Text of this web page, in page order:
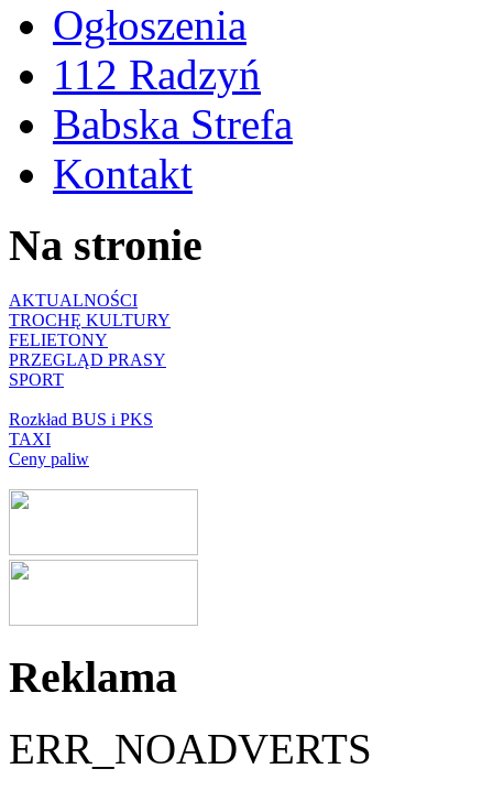
Ogłoszenia
112 Radzyń
Babska Strefa
Kontakt
Na stronie
AKTUALNOŚCI
TROCHĘ KULTURY
FELIETONY
PRZEGLĄD PRASY
SPORT
Rozkład BUS i PKS
TAXI
Ceny paliw
Reklama
ERR_NOADVERTS